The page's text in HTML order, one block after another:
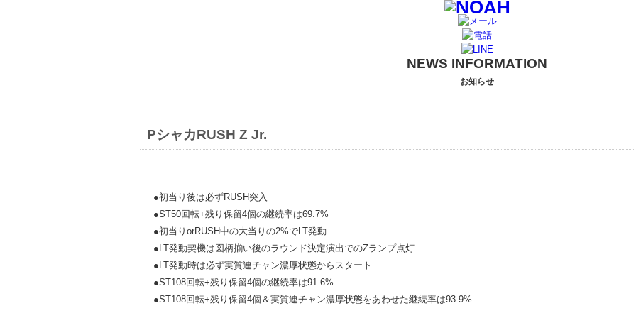
NEWS INFORMATION
お知らせ
PシャカRUSH Z Jr.
●初当り後は必ずRUSH突入
●ST50回転+残り保留4個の継続率は69.7%
●初当りorRUSH中の大当りの2%でLT発動
●LT発動契機は図柄揃い後のラウンド決定演出でのZランプ点灯
●LT発動時は必ず実質連チャン濃厚状態からスタート
●ST108回転+残り保留4個の継続率は91.6%
●ST108回転+残り保留4個＆実質連チャン濃厚状態をあわせた継続率は93.9%